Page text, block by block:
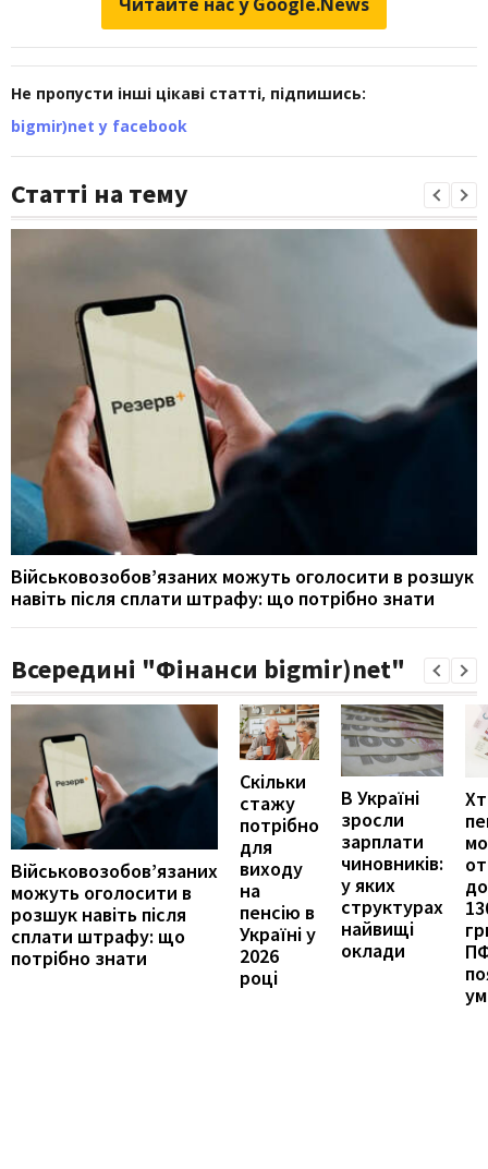
Не пропусти інші цікаві статті, підпишись:
bigmir)net у facebook
Статті на тему
Військовозобов’язаних можуть оголосити в розшук
навіть після сплати штрафу: що потрібно знати
Всередині "Фінанси bigmir)net"
Військовозобов’язаних
можуть оголосити в
розшук навіть після
сплати штрафу: що
потрібно знати
Скільки
стажу
потрібно
для
виходу
на
пенсію в
Україні у
2026
році
В Україні
зросли
зарплати
чиновників:
у яких
структурах
найвищі
оклади